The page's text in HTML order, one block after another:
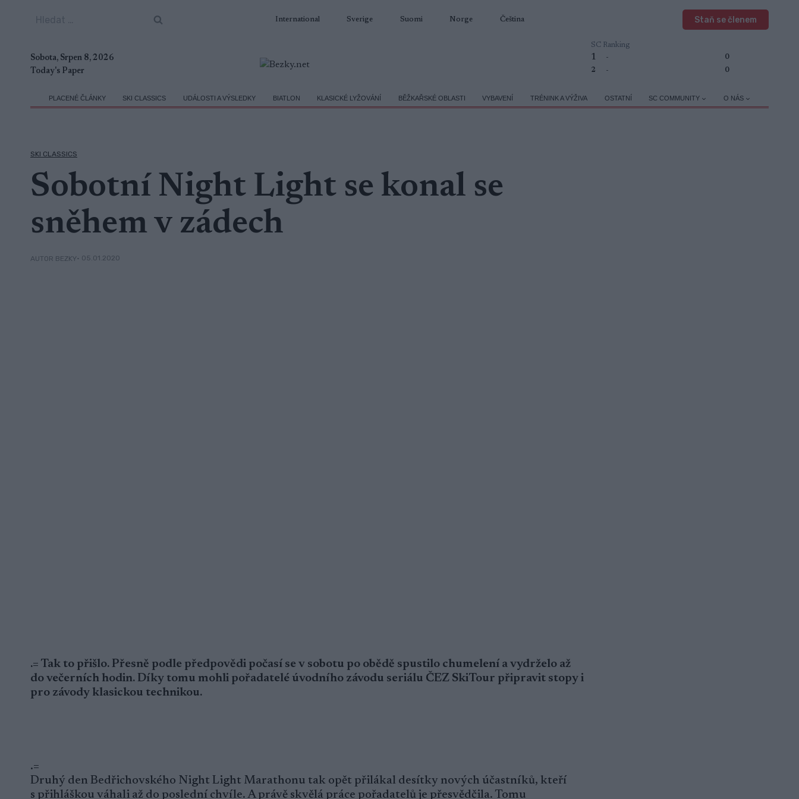
International Sverige Suomi Norge Čeština Staň se členem
Sobota, Srpen 8, 2026
Today's Paper
SC Ranking
1 -
0
2
- 0
PLACENÉ ČLÁNKY SKI CLASSICS UDÁLOSTI A VÝSLEDKY BIATLON KLASICKÉ LYŽOVÁNÍ BĚŽKAŘSKÉ OBLASTI VYBAVENÍ TRÉNINK A VÝŽIVA OSTATNÍ SC COMMUNITY O NÁS
SKI CLASSICS
Sobotní Night Light se konal se
sněhem v zádech
AUTOR BEZKY• 05.01.2020
.= Tak to přišlo. Přesně podle předpovědi počasí se v sobotu po obědě spustilo chumelení a vydrželo až
do večerních hodin. Díky tomu mohli pořadatelé úvodního závodu seriálu ČEZ SkiTour připravit stopy i
pro závody klasickou technikou.
.=
Druhý den Bedřichovského Night Light Marathonu tak opět přilákal desítky nových účastníků, kteří
s přihláškou váhali až do poslední chvíle. A právě skvělá práce pořadatelů je přesvědčila. Tomu